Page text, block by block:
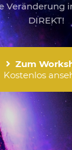
Veränderung
DIREKT!
Zum
Kostenlos